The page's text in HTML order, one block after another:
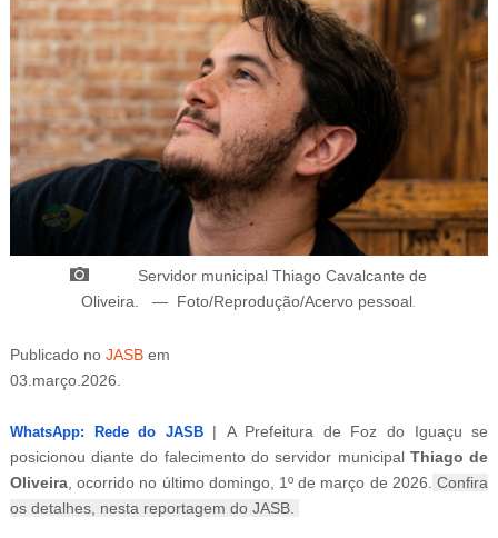
Servidor municipal Thiago Cavalcante de
Oliveira.
— Foto/Reprodução/Acervo pessoal
Publicado no JASB em
03.março.2026.
WhatsApp: Rede do JASB | A Prefeitura de Foz do Iguaçu se
posicionou diante do falecimento do servidor municipal Thiago de
Oliveira, ocorrido no último domingo, 1º de março de 2026. Confira
os detalhes, nesta reportagem do JASB.